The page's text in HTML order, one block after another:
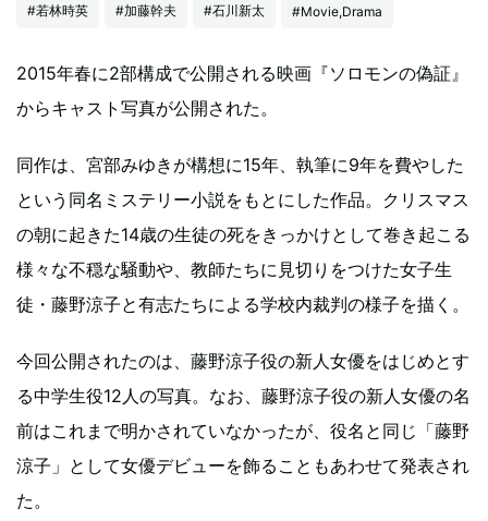
#若林時英 #加藤幹夫 #石川新太 #Movie,Drama
2015年春に2部構成で公開される映画『ソロモンの偽証』
からキャスト写真が公開された。
同作は、宮部みゆきが構想に15年、執筆に9年を費やした
という同名ミステリー小説をもとにした作品。クリスマス
の朝に起きた14歳の生徒の死をきっかけとして巻き起こる
様々な不穏な騒動や、教師たちに見切りをつけた女子生
徒・藤野涼子と有志たちによる学校内裁判の様子を描く。
今回公開されたのは、藤野涼子役の新人女優をはじめとす
る中学生役12人の写真。なお、藤野涼子役の新人女優の名
前はこれまで明かされていなかったが、役名と同じ「藤野
涼子」として女優デビューを飾ることもあわせて発表され
た。